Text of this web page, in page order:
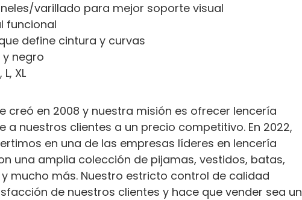
varillado para mejor soporte visual
funcional
define cintura y curvas
y negro
XL
creó en 2008 y nuestra misión es ofrecer lencería
a nuestros clientes a un precio competitivo. En 2022,
en una de las empresas líderes en lencería
una amplia colección de pijamas, vestidos, batas,
mucho más. Nuestro estricto control de calidad
de nuestros clientes y hace que vender sea un